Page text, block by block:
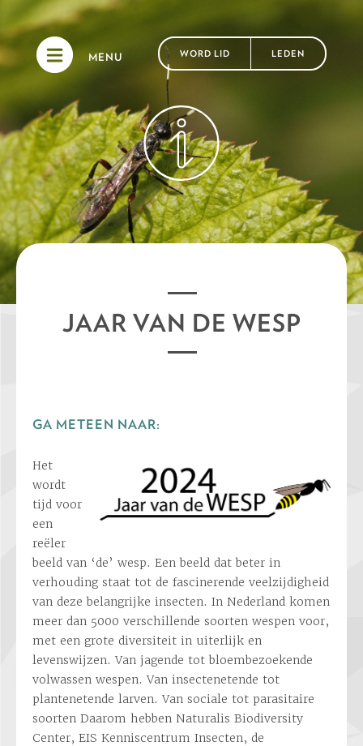
MENU WORD LID LEDEN
JAAR VAN DE WESP
GA METEEN NAAR:
Het
wordt
tijd voor
een
reëler
beeld van ‘de’ wesp. Een beeld dat beter in
verhouding staat tot de fascinerende veelzijdigheid
van deze belangrijke insecten. In Nederland komen
meer dan 5000 verschillende soorten wespen voor,
met een grote diversiteit in uiterlijk en
levenswijzen. Van jagende tot bloembezoekende
volwassen wespen. Van insectenetende tot
plantenetende larven. Van sociale tot parasitaire
soorten Daarom hebben Naturalis Biodiversity
Center, EIS Kenniscentrum Insecten, de